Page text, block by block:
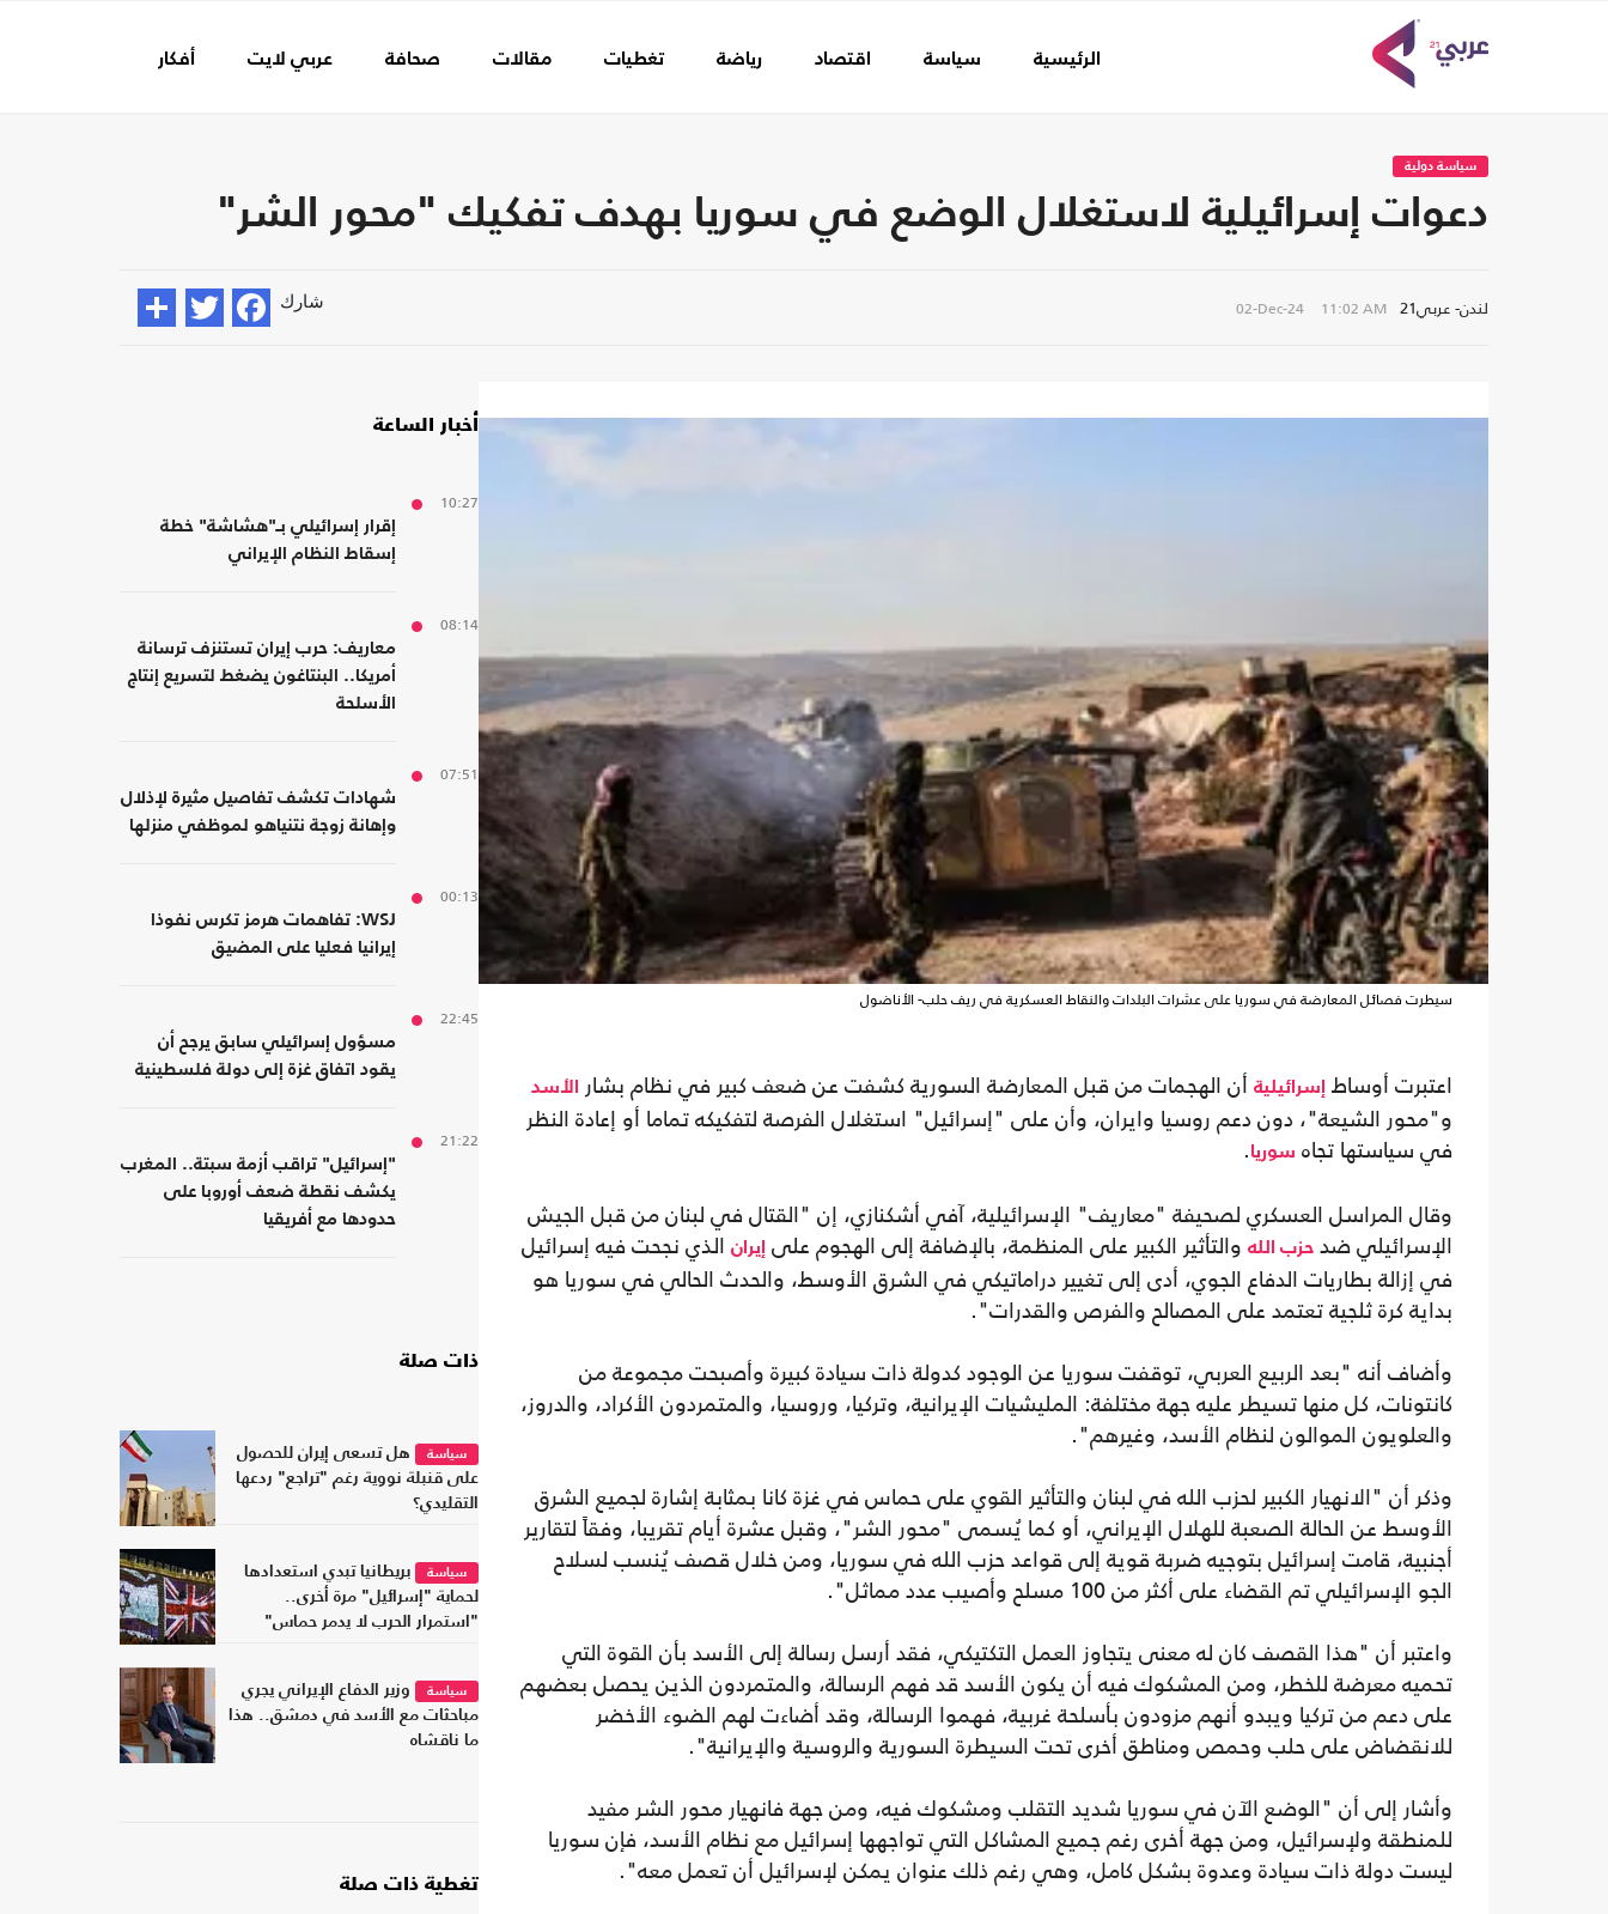
الرئيسية سياسة اقتصاد رياضة تغطيات مقالات صحافة عربي لايت أفكار
سياسة دولية
دعوات إسرائيلية لاستغلال الوضع في سوريا بهدف تفكيك "محور الشر"
لندن- عربي21 02-Dec-24 11:02 AM شارك
سيطرت فصائل المعارضة في سوريا على عشرات البلدات والنقاط العسكرية في ريف حلب- الأناضول
اعتبرت أوساط إسرائيلية أن الهجمات من قبل المعارضة السورية كشفت عن ضعف كبير في نظام بشار الأسد
و"محور الشيعة"، دون دعم روسيا وايران، وأن على "إسرائيل" استغلال الفرصة لتفكيكه تماما أو إعادة النظر
في سياستها تجاه سوريا.
وقال المراسل العسكري لصحيفة "معاريف" الإسرائيلية، آفي أشكنازي، إن "القتال في لبنان من قبل الجيش
الإسرائيلي ضد حزب الله والتأثير الكبير على المنظمة، بالإضافة إلى الهجوم على إيران الذي نجحت فيه إسرائيل
في إزالة بطاريات الدفاع الجوي، أدى إلى تغيير دراماتيكي في الشرق الأوسط، والحدث الحالي في سوريا هو
بداية كرة ثلجية تعتمد على المصالح والفرص والقدرات".
وأضاف أنه "بعد الربيع العربي، توقفت سوريا عن الوجود كدولة ذات سيادة كبيرة وأصبحت مجموعة من
كانتونات، كل منها تسيطر عليه جهة مختلفة: المليشيات الإيرانية، وتركيا، وروسيا، والمتمردون الأكراد، والدروز،
والعلويون الموالون لنظام الأسد، وغيرهم".
وذكر أن "الانهيار الكبير لحزب الله في لبنان والتأثير القوي على حماس في غزة كانا بمثابة إشارة لجميع الشرق
الأوسط عن الحالة الصعبة للهلال الإيراني، أو كما يُسمى "محور الشر"، وقبل عشرة أيام تقريبا، وفقاً لتقارير
أجنبية، قامت إسرائيل بتوجيه ضربة قوية إلى قواعد حزب الله في سوريا، ومن خلال قصف يُنسب لسلاح
الجو الإسرائيلي تم القضاء على أكثر من 100 مسلح وأصيب عدد مماثل".
واعتبر أن "هذا القصف كان له معنى يتجاوز العمل التكتيكي، فقد أرسل رسالة إلى الأسد بأن القوة التي
تحميه معرضة للخطر، ومن المشكوك فيه أن يكون الأسد قد فهم الرسالة، والمتمردون الذين يحصل بعضهم
على دعم من تركيا ويبدو أنهم مزودون بأسلحة غربية، فهموا الرسالة، وقد أضاءت لهم الضوء الأخضر
للانقضاض على حلب وحمص ومناطق أخرى تحت السيطرة السورية والروسية والإيرانية".
وأشار إلى أن "الوضع الآن في سوريا شديد التقلب ومشكوك فيه، ومن جهة فانهيار محور الشر مفيد
للمنطقة ولإسرائيل، ومن جهة أخرى رغم جميع المشاكل التي تواجهها إسرائيل مع نظام الأسد، فإن سوريا
ليست دولة ذات سيادة وعدوة بشكل كامل، وهي رغم ذلك عنوان يمكن لإسرائيل أن تعمل معه".
أخبار الساعة
10:27
إقرار إسرائيلي بـ"هشاشة" خطة
إسقاط النظام الإيراني
08:14
معاريف: حرب إيران تستنزف ترسانة
أمريكا.. البنتاغون يضغط لتسريع إنتاج
الأسلحة
07:51
شهادات تكشف تفاصيل مثيرة لإذلال
وإهانة زوجة نتنياهو لموظفي منزلها
00:13
WSJ: تفاهمات هرمز تكرس نفوذا
إيرانيا فعليا على المضيق
22:45
مسؤول إسرائيلي سابق يرجح أن
يقود اتفاق غزة إلى دولة فلسطينية
21:22
"إسرائيل" تراقب أزمة سبتة.. المغرب
يكشف نقطة ضعف أوروبا على
حدودها مع أفريقيا
ذات صلة
سياسة
هل تسعى إيران للحصول
على قنبلة نووية رغم "تراجع" ردعها
التقليدي؟
سياسة
بريطانيا تبدي استعدادها
لحماية "إسرائيل" مرة أخرى..
"استمرار الحرب لا يدمر حماس"
سياسة
وزير الدفاع الإيراني يجري
مباحثات مع الأسد في دمشق.. هذا
ما ناقشاه
تغطية ذات صلة